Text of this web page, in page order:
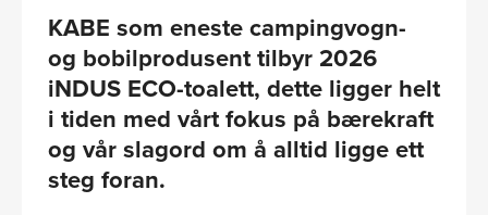
KABE som eneste campingvogn-
og bobilprodusent tilbyr 2026
iNDUS ECO-toalett, dette ligger helt
i tiden med vårt fokus på bærekraft
og vår slagord om å alltid ligge ett
steg foran.